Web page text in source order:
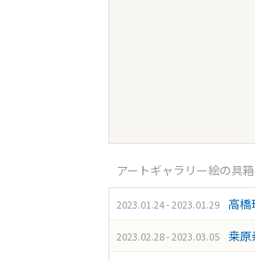
アートギャラリー絵の具
2023.01.24 - 2023.01.29 高
2023.02.28 - 2023.03.05
桒原